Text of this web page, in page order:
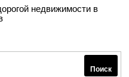
недвижимости в
Поиск